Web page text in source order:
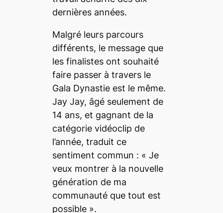
dernières années.
Malgré leurs parcours
différents, le message que
les finalistes ont souhaité
faire passer à travers le
Gala Dynastie est le même.
Jay Jay, âgé seulement de
14 ans, et gagnant de la
catégorie vidéoclip de
l’année, traduit ce
sentiment commun : « Je
veux montrer à la nouvelle
génération de ma
communauté que tout est
possible ».